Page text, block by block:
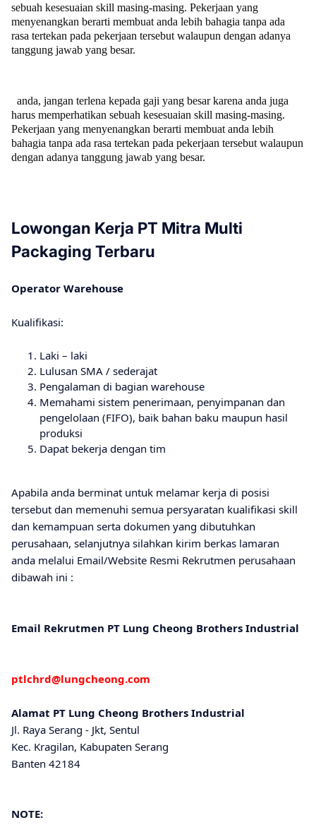
sebuah kesesuaian skill masing-masing. Pekerjaan yang
menyenangkan berarti membuat anda lebih bahagia tanpa ada
rasa tertekan pada pekerjaan tersebut walaupun dengan adanya
tanggung jawab yang besar.
anda, jangan terlena kepada gaji yang besar karena anda juga
harus memperhatikan sebuah kesesuaian skill masing-masing.
Pekerjaan yang menyenangkan berarti membuat anda lebih
bahagia tanpa ada rasa tertekan pada pekerjaan tersebut walaupun
dengan adanya tanggung jawab yang besar.
Lowongan Kerja PT Mitra Multi
Packaging Terbaru
Operator Warehouse
Kuаlіfіkаѕі:
Laki – laki
Lulusan SMA / sederajat
Pengalaman di bagian warehouse
Memahami sistem penerimaan, penyimpanan dan
pengelolaan (FIFO), baik bahan baku maupun hasil
produksi
Dapat bekerja dengan tim
Apabila anda berminat untuk melamar kerja di posisi
tersebut dan memenuhi semua persyaratan kualifikasi skill
dan kemampuan serta dokumen yang dibutuhkan
perusahaan, selanjutnya silahkan kirim berkas lamaran
anda melalui Email/Website Resmi Rekrutmen perusahaan
dibawah ini :
Emаіl Rеkrutmеn PT Lung Cheong Brothers Industrial
ptlchrd@lungcheong.com
Alаmаt PT Lung Cheong Brothers Industrial
Jl. Raya Serang - Jkt, Sentul
Kec. Kragilan, Kabupaten Serang
Banten 42184
NOTE: